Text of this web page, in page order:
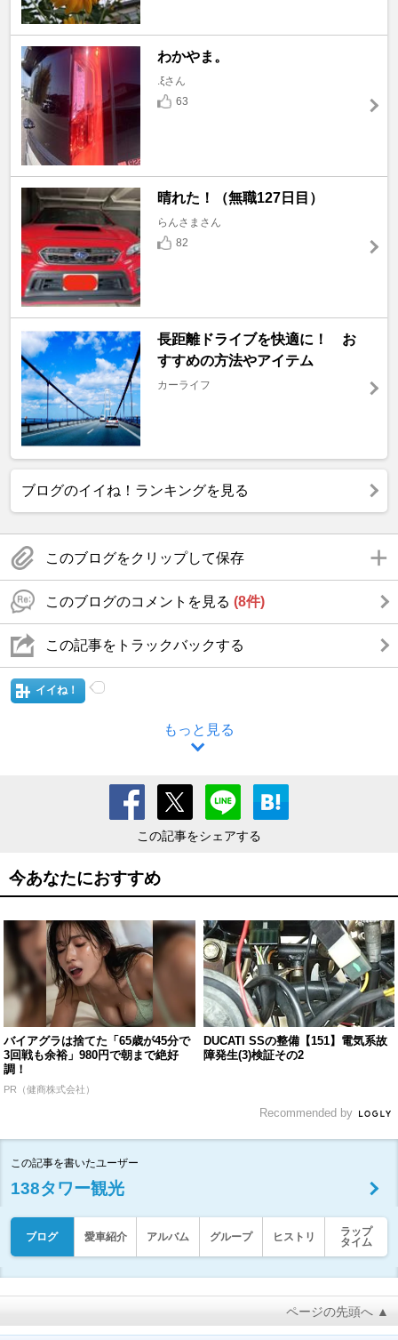
わかやま。
.ξさん
63
晴れた！（無職127日目）
らんさまさん
82
長距離ドライブを快適に！ お
すすめの方法やアイテム
カーライフ
ブログのイイね！ランキングを見る
このブログをクリップして保存
このブログのコメントを見る (8件)
この記事をトラックバックする
イイね！
もっと見る
この記事をシェアする
今あなたにおすすめ
バイアグラは捨てた「65歳が45分で
3回戦も余裕」980円で朝まで絶好
調！
PR（健商株式会社）
DUCATI SSの整備【151】電気系故
障発生(3)検証その2
Recommended by
この記事を書いたユーザー
138タワー観光
ブログ 愛車紹介 アルバム グループ ヒストリ
ラップ
タイム
ページの先頭へ ▲